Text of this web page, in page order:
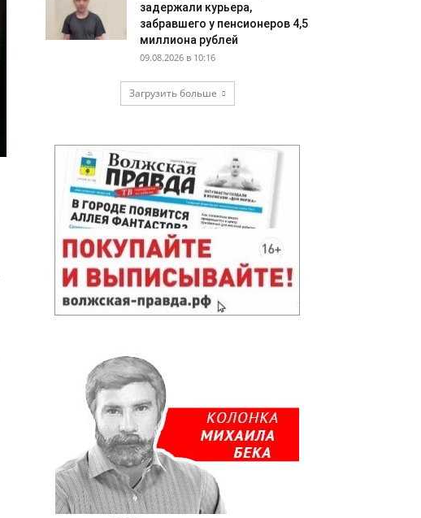
задержали курьера,
забравшего у пенсионеров 4,5
миллиона рублей
09.08.2026 в 10:16
Загрузить больше